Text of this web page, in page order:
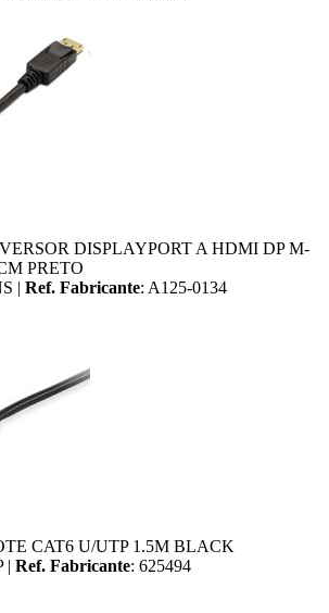
DISPLAYPORT A HDMI DP M-
PRETO
| Ref. Fabricante: A125-0134
CAT6 U/UTP 1.5M BLACK
| Ref. Fabricante: 625494